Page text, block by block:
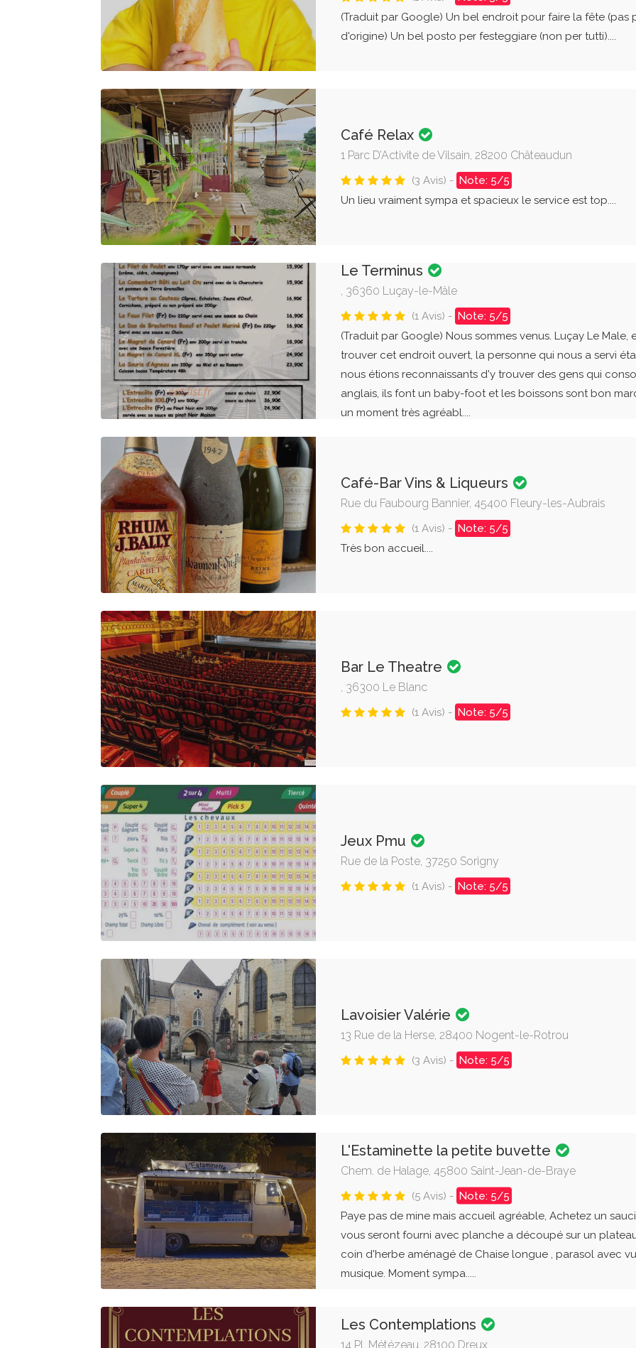
(Traduit par Google) Un bel endroit pour faire la fête (pas
d'origine) Un bel posto per festeggiare (non per tutti)....
Café Relax
1 Parc D’Activite de Vilsain, 28200 Châteaudun
(3 Avis) - Note: 5/5
Un lieu vraiment sympa et spacieux le service est top....
Le Terminus
, 36360 Luçay-le-Mâle
(1 Avis) - Note: 5/5
(Traduit par Google) Nous sommes venus. Luçay Le Male,
trouver cet endroit ouvert, la personne qui nous a servi
nous étions reconnaissants d'y trouver des gens qui
anglais, ils font un baby-foot et les boissons sont bon
un moment très agréabl....
Café-Bar Vins & Liqueurs
Rue du Faubourg Bannier, 45400 Fleury-les-Aubrais
(1 Avis) - Note: 5/5
Très bon accueil....
Bar Le Theatre
, 36300 Le Blanc
(1 Avis) - Note: 5/5
Jeux Pmu
Rue de la Poste, 37250 Sorigny
(1 Avis) - Note: 5/5
Lavoisier Valérie
13 Rue de la Herse, 28400 Nogent-le-Rotrou
(3 Avis) - Note: 5/5
L'Estaminette la petite buvette
Chem. de Halage, 45800 Saint-Jean-de-Braye
(5 Avis) - Note: 5/5
Paye pas de mine mais accueil agréable, Achetez un
vous seront fourni avec planche a découpé sur un
coin d'herbe aménagé de Chaise longue , parasol avec
musique. Moment sympa.....
Les Contemplations
14 Pl. Métézeau, 28100 Dreux